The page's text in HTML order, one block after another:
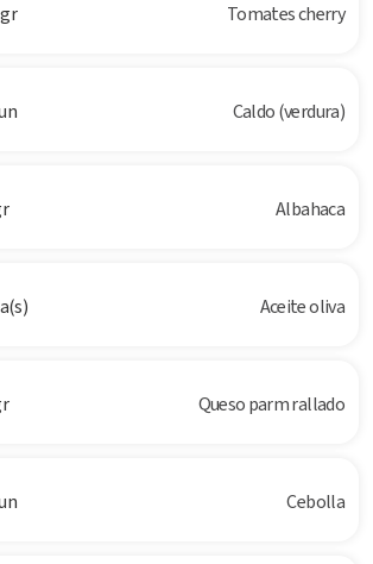
Tomates cherry
Caldo (verdura)
Albahaca
Aceite oliva
Queso parm rallado
Cebolla